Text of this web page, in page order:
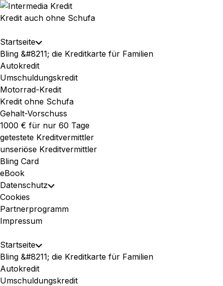
Skip
to
Kredit auch ohne Schufa
Expand
Menu
Startseite Toggle
Child
Menu
Bling &#8211; die Kreditkarte für Familien
Autokredit
Umschuldungskredit
Motorrad-Kredit
Kredit ohne Schufa
Gehalt-Vorschuss
1000 € für nur 60 Tage
getestete Kreditvermittler
unseriöse Kreditvermittler
Bling Card
eBook
Datenschutz Toggle
Menu
Cookies
Partnerprogramm
Impressum
Expand
Menu
Startseite Toggle
Child
Menu
Bling &#8211; die Kreditkarte für Familien
Autokredit
Umschuldungskredit